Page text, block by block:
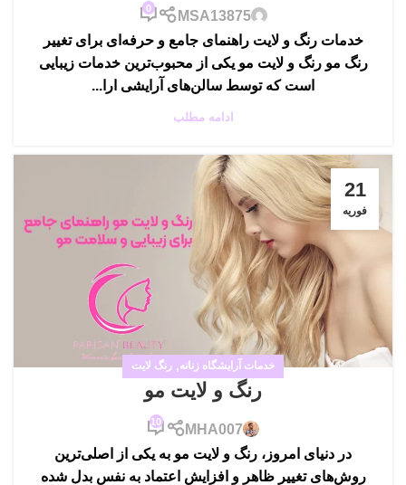
MSA13875
0
خدمات رنگ و لایت راهنمای جامع و حرفه‌ای برای تغییر
رنگ مو رنگ و لایت مو یکی از محبوب‌ترین خدمات زیبایی
است که توسط سالن‌های آرایشی ارا...
ادامه مطلب
21
فوریه
خدمات آرایشگاه زنانه, رنگ لایت
رنگ و لایت مو
MHA007
10
در دنیای امروز، رنگ و لایت مو به یکی از اصلی‌ترین
روش‌های تغییر ظاهر و افزایش اعتماد به نفس بدل شده